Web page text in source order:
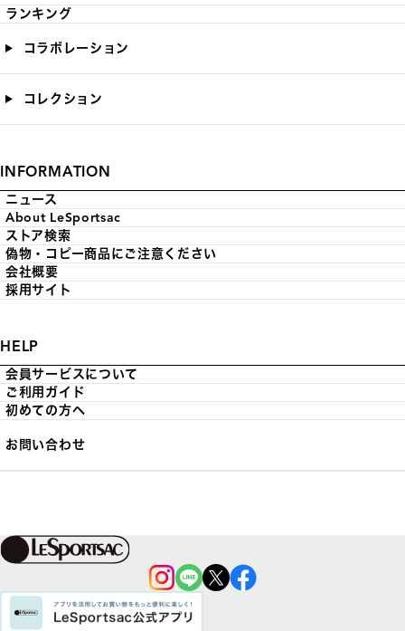
ランキング
コラボレーション
コレクション
INFORMATION
ニュース
About LeSportsac
ストア検索
偽物・コピー商品にご注意ください
会社概要
採用サイト
HELP
会員サービスについて
ご利用ガイド
初めての方へ
お問い合わせ